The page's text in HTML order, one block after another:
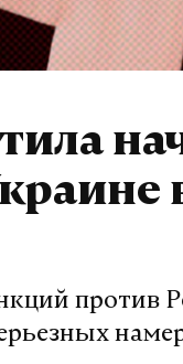
поставки оружия
против